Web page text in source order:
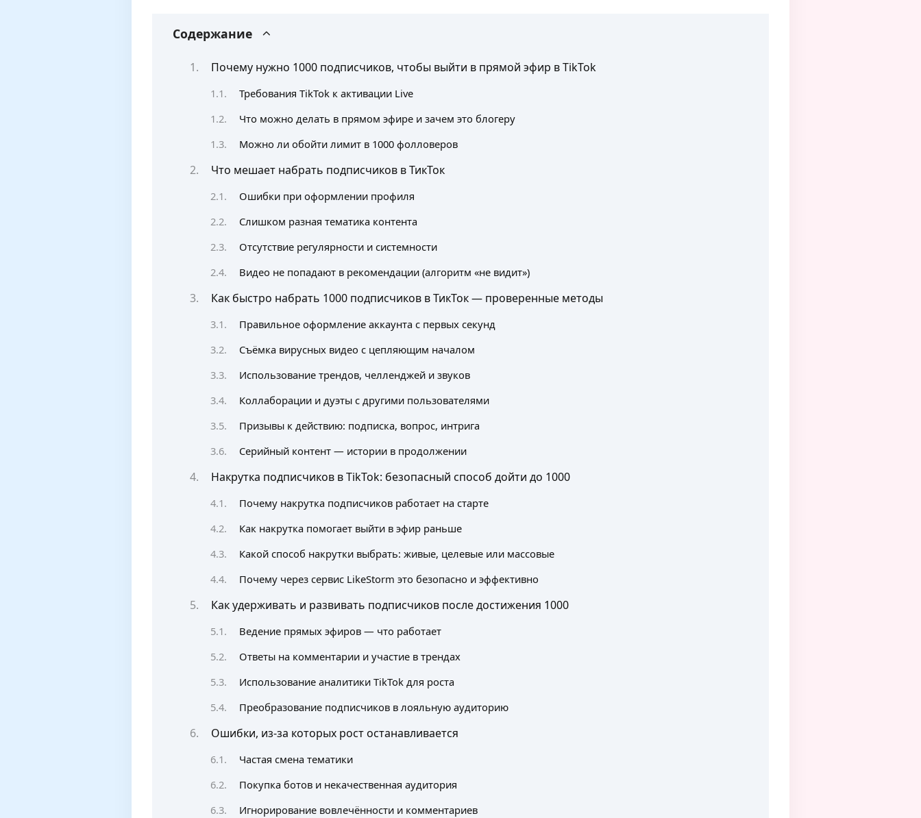
Содержание
Почему нужно 1000 подписчиков, чтобы выйти в прямой эфир в TikTok
Требования TikTok к активации Live
Что можно делать в прямом эфире и зачем это блогеру
Можно ли обойти лимит в 1000 фолловеров
Что мешает набрать подписчиков в ТикТок
Ошибки при оформлении профиля
Слишком разная тематика контента
Отсутствие регулярности и системности
Видео не попадают в рекомендации (алгоритм «не видит»)
Как быстро набрать 1000 подписчиков в ТикТок — проверенные методы
Правильное оформление аккаунта с первых секунд
Съёмка вирусных видео с цепляющим началом
Использование трендов, челленджей и звуков
Коллаборации и дуэты с другими пользователями
Призывы к действию: подписка, вопрос, интрига
Серийный контент — истории в продолжении
Накрутка подписчиков в TikTok: безопасный способ дойти до 1000
Почему накрутка подписчиков работает на старте
Как накрутка помогает выйти в эфир раньше
Какой способ накрутки выбрать: живые, целевые или массовые
Почему через сервис LikeStorm это безопасно и эффективно
Как удерживать и развивать подписчиков после достижения 1000
Ведение прямых эфиров — что работает
Ответы на комментарии и участие в трендах
Использование аналитики TikTok для роста
Преобразование подписчиков в лояльную аудиторию
Ошибки, из-за которых рост останавливается
Частая смена тематики
Покупка ботов и некачественная аудитория
Игнорирование вовлечённости и комментариев